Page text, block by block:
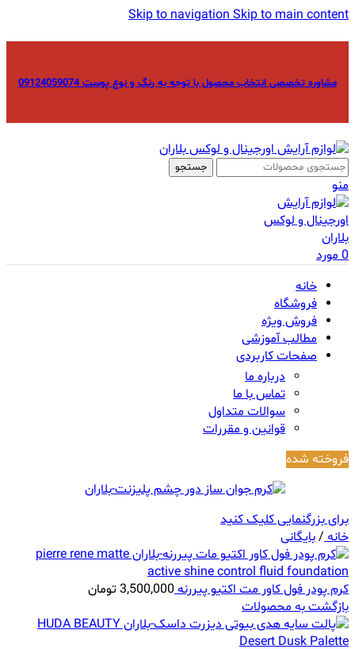
Skip to navigationSkip to main content
مشاوره تخصصی انتخاب محصول با توجه به رنگ و نوع پوست 09124059074
جستجو
منو
0مورد
خانه
فروشگاه
فروش ویژه
مطالب آموزشی
صفحات کاربردی
درباره ما
تماس با ما
سوالات متداول
قوانین و مقررات
فروخته شده
برای بزرگنمایی کلیک کنید
خانه/بایگانی
کرم پودر فول کاور مت اکتیو پیررنه3,500,000تومان
بازگشت به محصولات